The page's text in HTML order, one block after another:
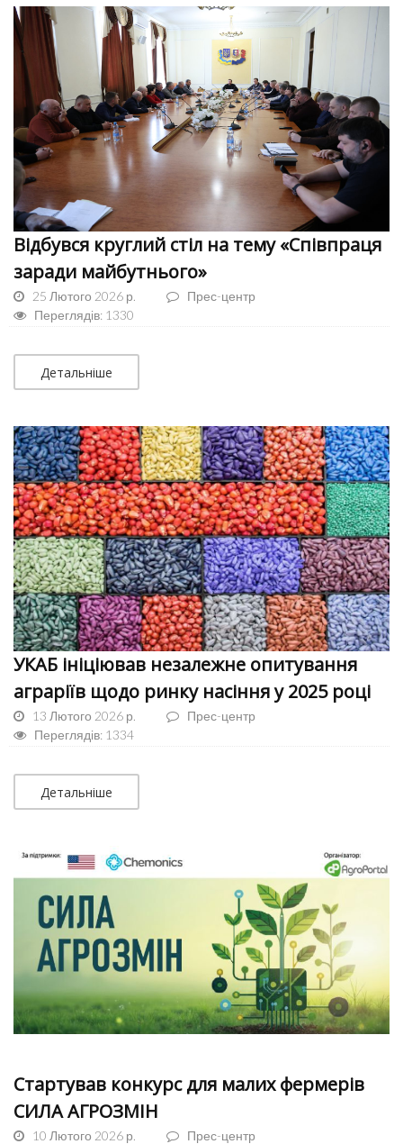
Відбувся круглий стіл на тему «Співпраця
заради майбутнього»
25 Лютого 2026 р.
Прес-центр
Переглядів: 1330
Детальніше
УКАБ ініціював незалежне опитування
аграріїв щодо ринку насіння у 2025 році
13 Лютого 2026 р.
Прес-центр
Переглядів: 1334
Детальніше
Стартував конкурс для малих фермерів
СИЛА АГРОЗМІН
10 Лютого 2026 р.
Прес-центр